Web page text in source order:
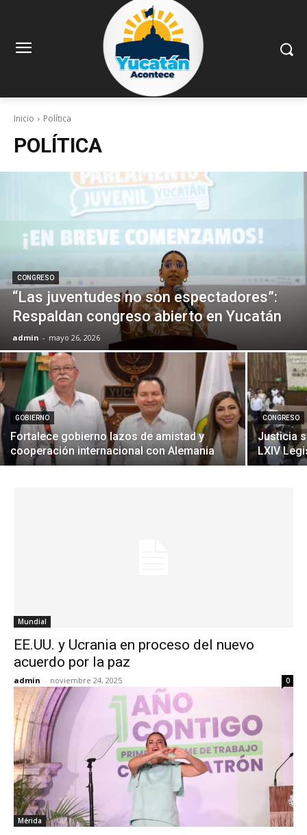
Inicio Política
POLÍTICA
CONGRESO
“Las juventudes no son espectadores”:
Respaldan congreso abierto en Yucatán
admin - mayo 26, 2026
GOBIERNO
Fortalece gobierno lazos de amistad y
cooperación internacional con Alemania
CONGRESO
Justicia
LXIV
Mundial
EE.UU. y Ucrania en proceso del nuevo
acuerdo por la paz
admin - noviembre 24, 2025 0
Mérida